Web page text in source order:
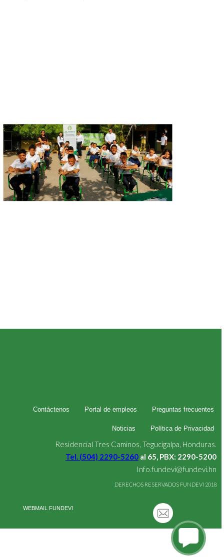
Contáctenos Portal de empleos Preguntas frecuentes
Noticias Política de Privacidad
Residencial Tres Caminos, Tegucigalpa, Honduras.
Tel. (504) 2290-5260 al 65, PBX: 2290-5200
Info.fundevi@fundevi.hn
DERECHOS RESERVADOS FUNDEVI 2018
WEBMAIL FUNDEVI